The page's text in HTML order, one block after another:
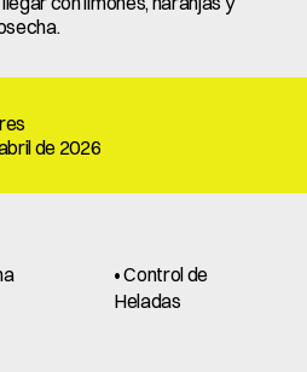
de 2026
• Control de
Heladas